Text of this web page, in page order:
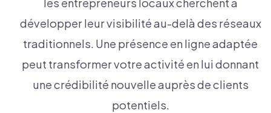
les entrepreneurs locaux cherchent à
développer leur visibilité au-delà des réseaux
traditionnels. Une présence en ligne adaptée
peut transformer votre activité en lui donnant
une crédibilité nouvelle auprès de clients
potentiels.